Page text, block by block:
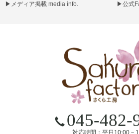
▶ メディア掲載 media info. ▶公式
045-482-
対応時間：平日10:00－